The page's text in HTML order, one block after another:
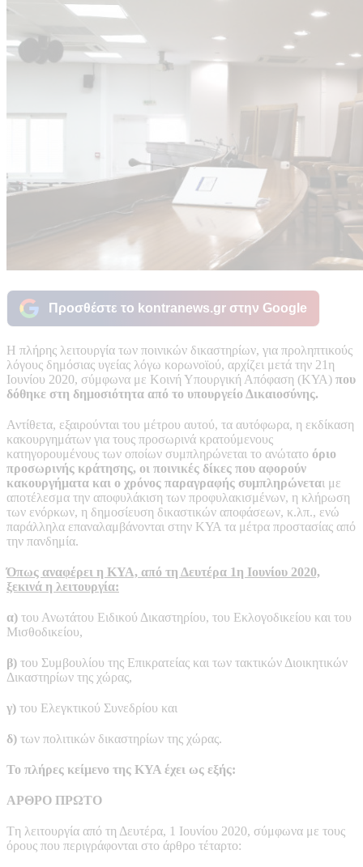
Προσθέστε το kontranews.gr στην Google
Η πλήρης λειτουργία των ποινικών δικαστηρίων, για προληπτικούς
λόγους δημόσιας υγείας λόγω κορωνοϊού, αρχίζει μετά την 21η
Ιουνίου 2020, σύμφωνα με Κοινή Υπουργική Απόφαση (ΚΥΑ) που
δόθηκε στη δημοσιότητα από το υπουργείο Δικαιοσύνης.
Αντίθετα, εξαιρούνται του μέτρου αυτού, τα αυτόφωρα, η εκδίκαση
κακουργημάτων για τους προσωρινά κρατούμενους
κατηγορουμένους των οποίων συμπληρώνεται το ανώτατο όριο
προσωρινής κράτησης, οι ποινικές δίκες που αφορούν
κακουργήματα και ο χρόνος παραγραφής συμπληρώνεται με
αποτέλεσμα την αποφυλάκιση των προφυλακισμένων, η κλήρωση
των ενόρκων, η δημοσίευση δικαστικών αποφάσεων, κ.λπ., ενώ
παράλληλα επαναλαμβάνονται στην ΚΥΑ τα μέτρα προστασίας από
την πανδημία.
Όπως αναφέρει η ΚΥΑ, από τη Δευτέρα 1η Ιουνίου 2020,
ξεκινά η λειτουργία:
α) του Ανωτάτου Ειδικού Δικαστηρίου, του Εκλογοδικείου και του
Μισθοδικείου,
β) του Συμβουλίου της Επικρατείας και των τακτικών Διοικητικών
Δικαστηρίων της χώρας,
γ) του Ελεγκτικού Συνεδρίου και
δ) των πολιτικών δικαστηρίων της χώρας.
Το πλήρες κείμενο της ΚΥΑ έχει ως εξής:
ΑΡΘΡΟ ΠΡΩΤΟ
Tη λειτουργία από τη Δευτέρα, 1 Ιουνίου 2020, σύμφωνα με τους
όρους που περιγράφονται στο άρθρο τέταρτο: